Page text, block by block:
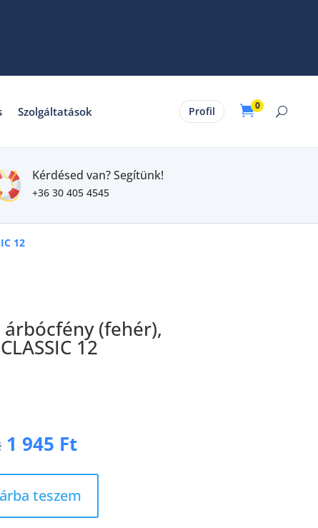
Szolgáltatások Profil 0
Kérdésed van? Segítünk!
+36 30 405 4545
12
árbócfény (fehér),
12
Original
price
was:
3
890 Ft.
1 945 FtCurrent
price
is:
1
945 Ft.
teszem